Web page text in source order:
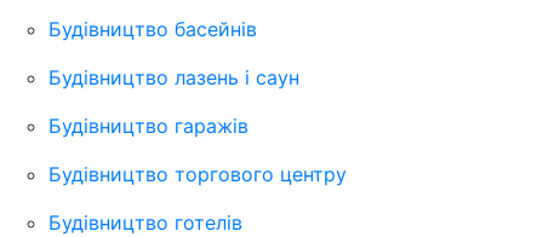
Будівництво басейнів
Будівництво лазень і саун
Будівництво гаражів
Будівництво торгового центру
Будівництво готелів